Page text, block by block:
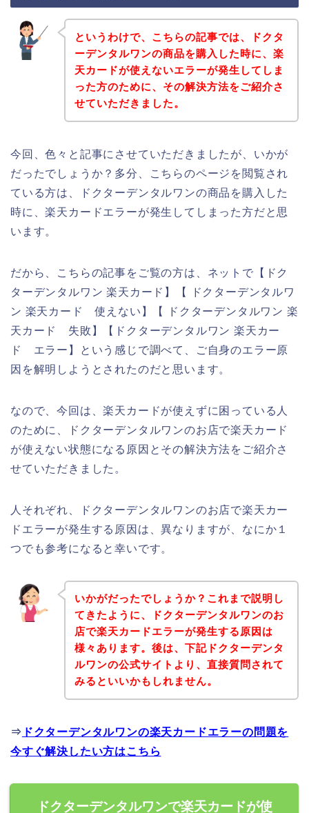
というわけで、こちらの記事では、ドクタ
ーデンタルワンの商品を購入した時に、楽
天カードが使えないエラーが発生してしま
った方のために、その解決方法をご紹介さ
せていただきました。
今回、色々と記事にさせていただきましたが、いかが
だったでしょうか？多分、こちらのページを閲覧され
ている方は、ドクターデンタルワンの商品を購入した
時に、楽天カードエラーが発生してしまった方だと思
います。
だから、こちらの記事をご覧の方は、ネットで【ドク
ターデンタルワン 楽天カード】【 ドクターデンタルワ
ン 楽天カード 使えない】【 ドクターデンタルワン 楽
天カード 失敗】【ドクターデンタルワン 楽天カー
ド エラー】という感じで調べて、ご自身のエラー原
因を解明しようとされたのだと思います。
なので、今回は、楽天カードが使えずに困っている人
のために、ドクターデンタルワンのお店で楽天カード
が使えない状態になる原因とその解決方法をご紹介さ
せていただきました。
人それぞれ、ドクターデンタルワンのお店で楽天カー
ドエラーが発生する原因は、異なりますが、なにか１
つでも参考になると幸いです。
いかがだったでしょうか？これまで説明し
てきたように、ドクターデンタルワンのお
店で楽天カードエラーが発生する原因は
様々あります。後は、下記ドクターデンタ
ルワンの公式サイトより、直接質問されて
みるといいかもしれません。
⇒ ドクターデンタルワンの楽天カードエラーの問題を
今すぐ解決したい方はこちら
ドクターデンタルワンで楽天カードが使